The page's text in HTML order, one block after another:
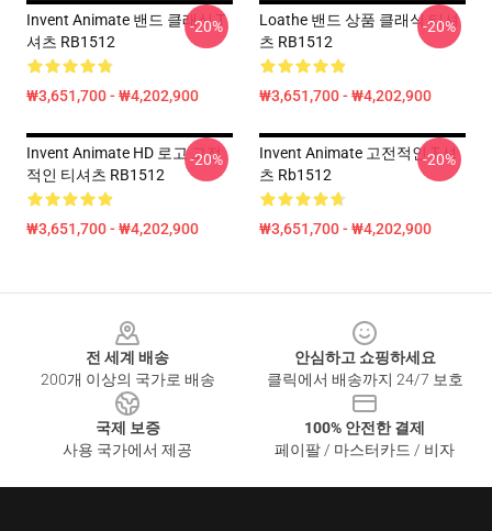
Invent Animate 밴드 클래식 T
셔츠 RB1512
₩3,651,700 - ₩4,202,900
-20%
Loathe 밴드 상품 클래식 티셔
츠 RB1512
₩3,651,700 - ₩4,202,900
-20%
Invent Animate HD 로고 고전
적인 티셔츠 RB1512
₩3,651,700 - ₩4,202,900
-20%
Invent Animate 고전적인 T-셔
츠 Rb1512
₩3,651,700 - ₩4,202,900
-20%
전 세계 배송
200개 이상의 국가로 배송
안심하고 쇼핑하세요
클릭에서 배송까지 24/7 보호
국제 보증
사용 국가에서 제공
100% 안전한 결제
페이팔 / 마스터카드 / 비자